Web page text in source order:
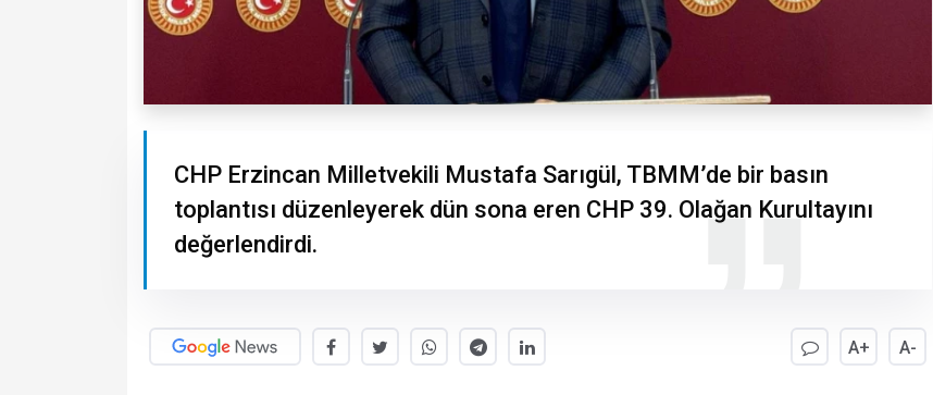
CHP Erzincan Milletvekili Mustafa Sarıgül, TBMM’de bir basın
toplantısı düzenleyerek dün sona eren CHP 39. Olağan Kurultayını
değerlendirdi.
A+ A-